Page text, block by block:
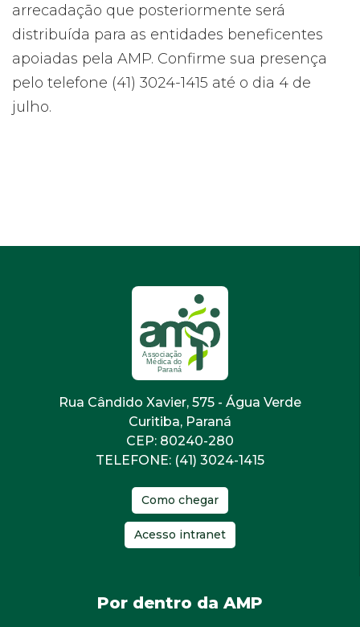
arrecadação que posteriormente será
distribuída para as entidades beneficentes
apoiadas pela AMP. Confirme sua presença
pelo telefone (41) 3024-1415 até o dia 4 de
julho.
Rua Cândido Xavier, 575 - Água Verde
Curitiba, Paraná
CEP: 80240-280
TELEFONE: (41) 3024-1415
Como chegar
Acesso intranet
Por dentro da AMP